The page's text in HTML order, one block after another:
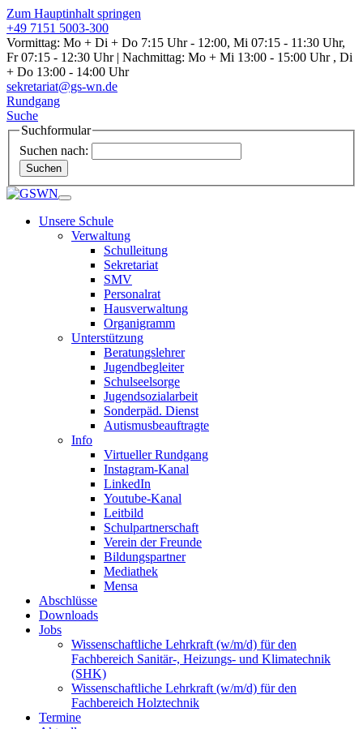
Zum Hauptinhalt springen
+49 7151 5003-300
Vormittag: Mo + Di + Do 7:15 Uhr - 12:00, Mi 07:15 - 11:30 Uhr,
Fr 07:15 - 12:30 Uhr | Nachmittag: Mo + Mi 13:00 - 15:00 Uhr , Di
+ Do 13:00 - 14:00 Uhr
sekretariat@gs-wn.de
Rundgang
Suche
Suchformular
Suchen nach:
Suchen
Unsere Schule
Verwaltung
Schulleitung
Sekretariat
SMV
Personalrat
Hausverwaltung
Organigramm
Unterstützung
Beratungslehrer
Jugendbegleiter
Schulseelsorge
Jugendsozialarbeit
Sonderpäd. Dienst
Autismusbeauftragte
Info
Virtueller Rundgang
Instagram-Kanal
LinkedIn
Youtube-Kanal
Leitbild
Schulpartnerschaft
Verein der Freunde
Bildungspartner
Mediathek
Mensa
Abschlüsse
Downloads
Jobs
Wissenschaftliche Lehrkraft (w/m/d) für den
Fachbereich Sanitär-, Heizungs- und Klimatechnik
(SHK)
Wissenschaftliche Lehrkraft (w/m/d) für den
Fachbereich Holztechnik
Termine